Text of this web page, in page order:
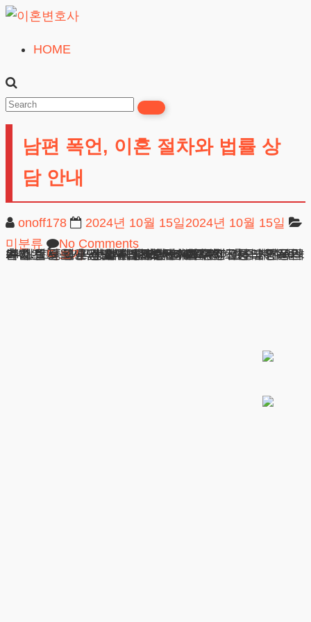
Skip
content
혼
변
호
HOME
남편 폭언, 이혼 절차와 법률 상
담 안내
onoff178 2024년 10월 15일 2024년 10월 15일
미분류
No Comments
24시간 전화상담 및 채팅상담 바로가기 목차 남편폭언이혼: 고통을 극복하는 길 첫 번째 단계: 고통의 인정과 출발 법적 요구와 서류 준비 사례를 통한 이해 자주 묻는 질문들 변호사로서의 조언 남편폭언이혼: 고통을 극복하는 길 결혼 생활 속에서 우리가 가장 소중하게 여겨야 할더보기 상호 : 법무법인 테헤란
사업자 : 589-86-01340
대표자 : 이수학
주소 : 서울시 강남구 테헤란로 420, KT선릉타워West 9층
광고책임변호사 : 이수학